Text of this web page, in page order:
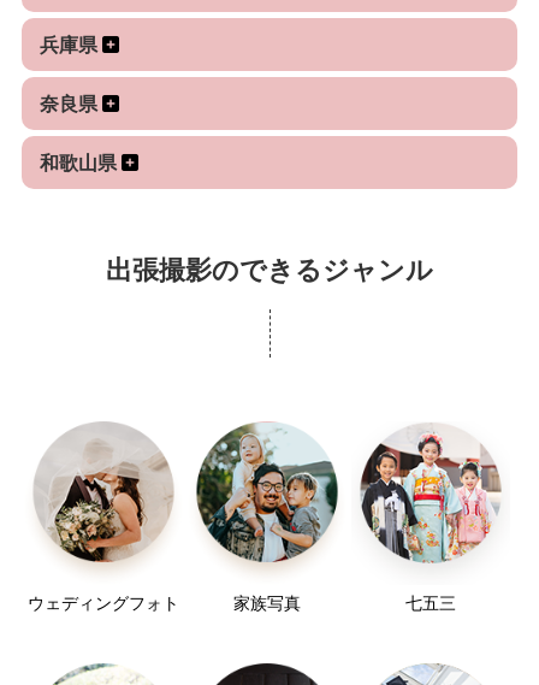
兵庫県
奈良県
和歌山県
出張撮影のできるジャンル
ウェディングフォト 家族写真 七五三